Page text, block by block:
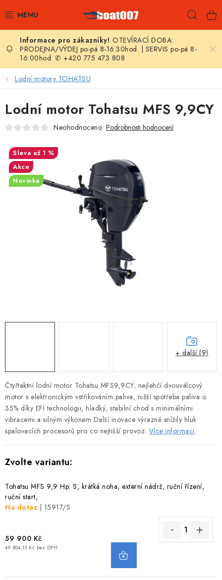
na
E-SHOP
AKČNÍ SLEVY
KONTAKTY
LODNÍ MOTORY
NAFUKOVACÍ ČLUNY
PRAMICE A MOTOROVÉ VESLICE
KAJAKY, KÁNOE A RAFTY
VODNÍ SKŮTRY
KATAMARÁNY - PONTON BOAT
PŘÍSLUŠENSTVÍ K MOTORŮM
OTEVÍRACÍ DOBA:
PRODEJNA/VÝDEJ po-pá 8-16:30hod. | SERVIS po-pá 8-
16:00hod. ✆ +420 775 473 808
Lodní motory TOHATSU
Čtyřtaktní lodní motor Tohatsu MFS9,9CY, nejlehčí dvouválcový
motor s elektronickým vstřikováním paliva, nižší spotřeba paliva o
35% díky EFI technologii, hladký, stabilní chod s minimálními
vibracemi a silným výkonem Další inovace výrazně snížily hluk
spalovacích procesorů pro co nejtišší provoz. Více informací
Tohatsu MFS 9,9 Hp: S, krátká noha, externí nádrž, ruční řízení,
ruční start,
Na dotaz
| 15917/S
59 900 Kč
49 504,13 Kč bez DPH
Lodní motor Tohatsu MFS 9,9CY
Neohodnoceno Podrobnosti hodnocení
až 1 %
Akce
Novinka
+ další (9)